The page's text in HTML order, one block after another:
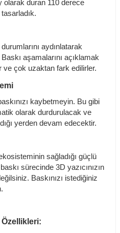
olarak duran 110 derece
aydınlatarak
aşamalarını açıklamak
ve çok uzaktan fark edilirler.
kaybetmeyin. Bu gibi
olarak durdurulacak ve
yerden devam edecektir.
sağladığı güçlü
sürecinde 3D yazıcınızın
Baskınızı istediğiniz